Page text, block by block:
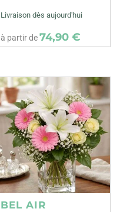
Livraison dès aujourd'hui
à partir de74,90 €
BEL AIR